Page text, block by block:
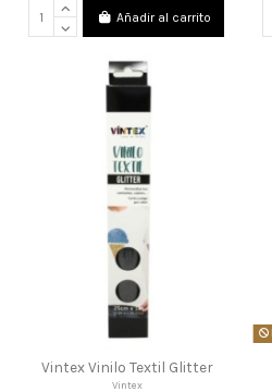
Añadir al carrito
Vintex Vinilo Textil Glitter
Vintex